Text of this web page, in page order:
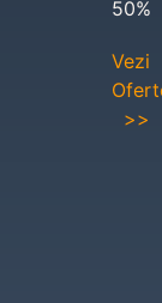
50%
Vezi
>>